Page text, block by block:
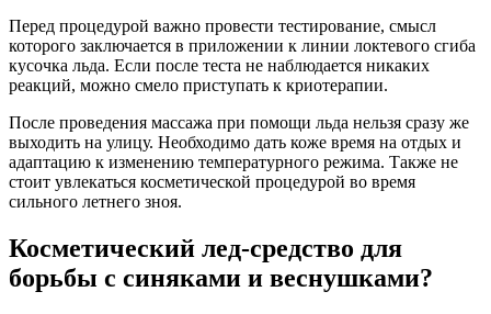
Перед процедурой важно провести тестирование, смысл
которого заключается в приложении к линии локтевого сгиба
кусочка льда. Если после теста не наблюдается никаких
реакций, можно смело приступать к криотерапии.
После проведения массажа при помощи льда нельзя сразу же
выходить на улицу. Необходимо дать коже время на отдых и
адаптацию к изменению температурного режима. Также не
стоит увлекаться косметической процедурой во время
сильного летнего зноя.
Косметический лед-средство для
борьбы с синяками и веснушками?